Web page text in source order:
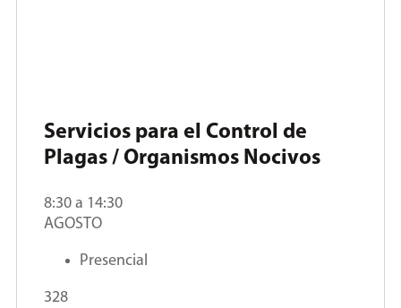
Servicios para el Control de
Plagas / Organismos Nocivos
8:30 a 14:30
AGOSTO
Presencial
328